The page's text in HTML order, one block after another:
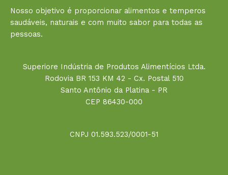
Nosso objetivo é proporcionar alimentos e temperos
saudáveis, naturais e com muito sabor para todas as
pessoas.
Superiore Indústria de Produtos Alimentícios Ltda.
Rodovia BR 153 KM 42 - Cx. Postal 510
Santo Antônio da Platina - PR
CEP 86430-000
CNPJ 01.593.523/0001-51